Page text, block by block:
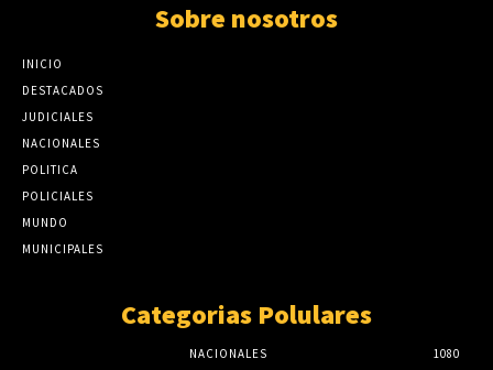
Sobre nosotros
INICIO
DESTACADOS
JUDICIALES
NACIONALES
POLITICA
POLICIALES
MUNDO
MUNICIPALES
Categorias Polulares
NACIONALES 1080